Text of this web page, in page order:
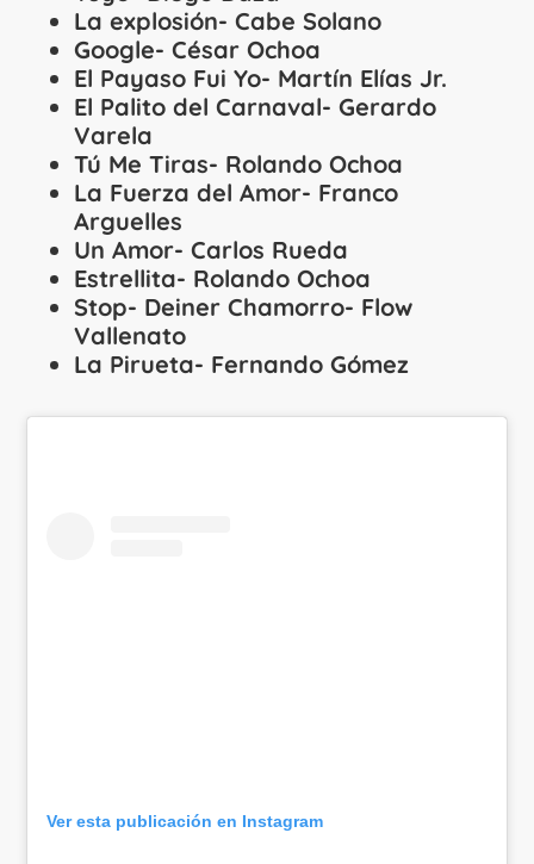
La explosión- Cabe Solano
Google- César Ochoa
El Payaso Fui Yo- Martín Elías Jr.
El Palito del Carnaval- Gerardo
Varela
Tú Me Tiras- Rolando Ochoa
La Fuerza del Amor- Franco
Arguelles
Un Amor- Carlos Rueda
Estrellita- Rolando Ochoa
Stop- Deiner Chamorro- Flow
Vallenato
La Pirueta- Fernando Gómez
Ver esta publicación en Instagram